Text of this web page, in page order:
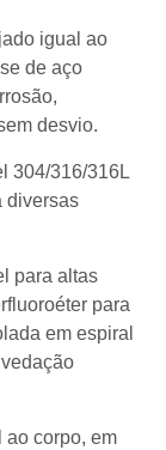
igual ao
de aço
desvio.
304/316/316L
diversas
para altas
para
em espiral
ao corpo, em